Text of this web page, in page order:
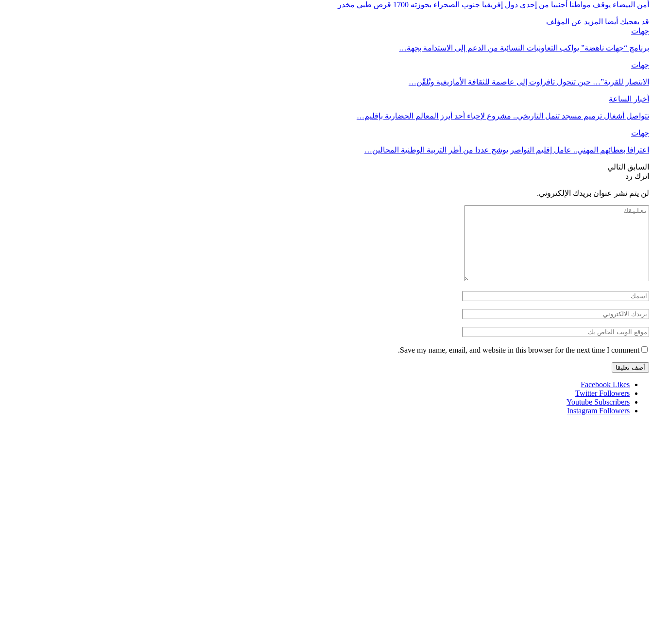
أمن البيضاء يوقف مواطنا أجنبيا من إحدى دول إفريقيا جنوب الصحراء بحوزته 1700 قرص طبي مخدر
قد يعجبك أيضا المزيد عن المؤلف
جهات
برنامج “جهات ناهضة” يواكب التعاونيات النسائية من الدعم إلى الاستدامة بجهة…
جهات
الانتصار للقرية”… حين تتحول تافراوت إلى عاصمة للثقافة الأمازيغية وتُلقّن…
أخبار الساعة
تتواصل أشغال ترميم مسجد تنمل التاريخي.. مشروع لإحياء أحد أبرز المعالم الحضارية بإقليم…
جهات
اعترافا بعطائهم المهني.. عامل إقليم النواصر يوشح عددا من أطر التربية الوطنية المحالين…
السابق التالي
اترك رد
لن يتم نشر عنوان بريدك الإلكتروني.
Save my name, email, and website in this browser for the next time I comment.
Facebook Likes
Twitter Followers
Youtube Subscribers
Instagram Followers